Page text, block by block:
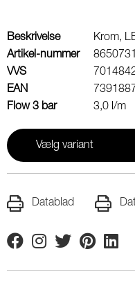
Beskrivelse
Krom,
Artikel-nummer
VVS
EAN
Flow 3 bar
3,0 l/m
Vælg variant
Datablad
FacebookInstagram
TwitterPinterest